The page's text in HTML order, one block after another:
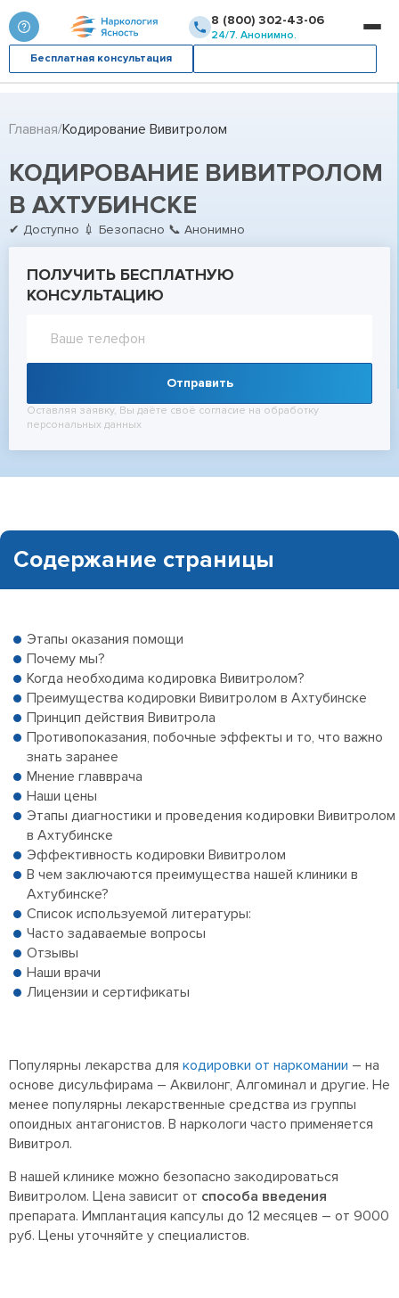
8 (800) 302-43-06
24/7. Анонимно.
Бесплатная консультация
Главная Кодирование Вивитролом
КОДИРОВАНИЕ ВИВИТРОЛОМ
В АХТУБИНСКЕ
✔ Доступно 💉 Безопасно 📞 Анонимно
ПОЛУЧИТЬ БЕСПЛАТНУЮ
КОНСУЛЬТАЦИЮ
Отправить
Оставляя заявку, Вы даёте своё согласие на обработку
персональных данных
Содержание страницы
Этапы оказания помощи
Почему мы?
Когда необходима кодировка Вивитролом?
Преимущества кодировки Вивитролом в Ахтубинске
Принцип действия Вивитрола
Противопоказания, побочные эффекты и то, что важно
знать заранее
Мнение главврача
Наши цены
Этапы диагностики и проведения кодировки Вивитролом
в Ахтубинске
Эффективность кодировки Вивитролом
В чем заключаются преимущества нашей клиники в
Ахтубинске?
Список используемой литературы:
Часто задаваемые вопросы
Отзывы
Наши врачи
Лицензии и сертификаты
Популярны лекарства для кодировки от наркомании – на
основе дисульфирама – Аквилонг, Алгоминал и другие. Не
менее популярны лекарственные средства из группы
опоидных антагонистов. В наркологи часто применяется
Вивитрол.
В нашей клинике можно безопасно закодироваться
Вивитролом. Цена зависит от способа введения
препарата. Имплантация капсулы до 12 месяцев – от 9000
руб. Цены уточняйте у специалистов.